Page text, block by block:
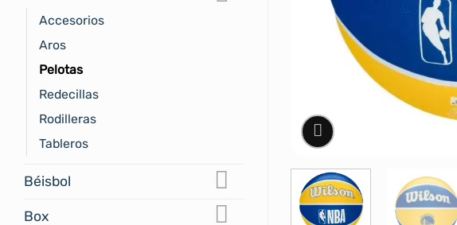
Accesorios
Aros
Pelotas
Redecillas
Rodilleras
Tableros
Béisbol
Box